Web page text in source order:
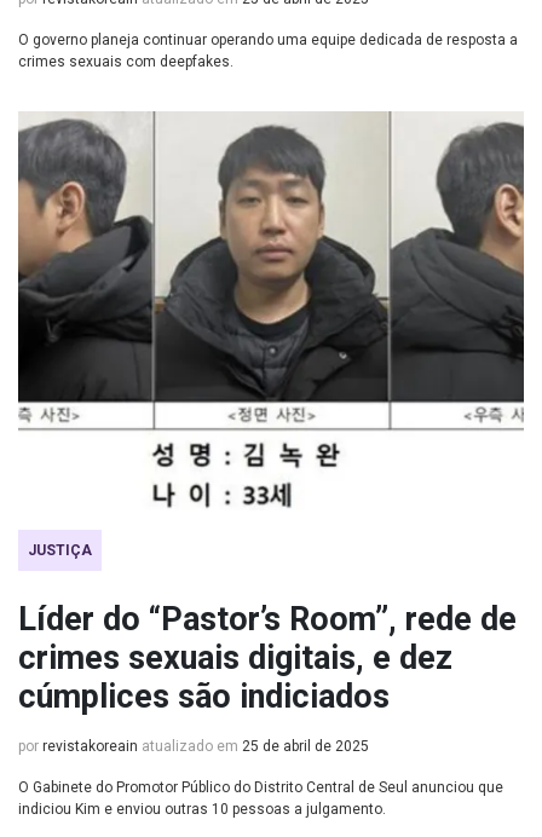
O governo planeja continuar operando uma equipe dedicada de resposta a
crimes sexuais com deepfakes.
JUSTIÇA
Líder do “Pastor’s Room”, rede de
crimes sexuais digitais, e dez
cúmplices são indiciados
por revistakoreain atualizado em 25 de abril de 2025
O Gabinete do Promotor Público do Distrito Central de Seul anunciou que
indiciou Kim e enviou outras 10 pessoas a julgamento.